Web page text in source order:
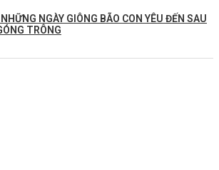
NGÀY GIÔNG BÃO CON YÊU ĐẾN SAU
TRÔNG